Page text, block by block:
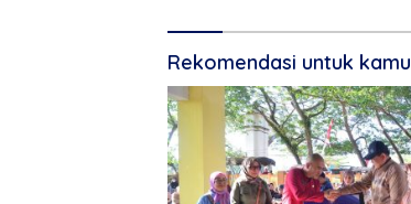
Rekomendasi untuk kamu